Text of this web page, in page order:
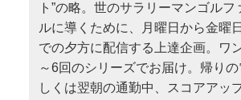
ト”の略。世のサラリーマンゴル
ルに導くために、月曜日から金曜
での夕方に配信する上達企画。ワ
～6回のシリーズでお届け。帰り
しくは翌朝の通勤中、スコアアッ